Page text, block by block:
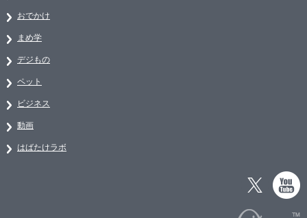
おでかけ
まめ学
デジもの
ペット
ビジネス
動画
はばたけラボ